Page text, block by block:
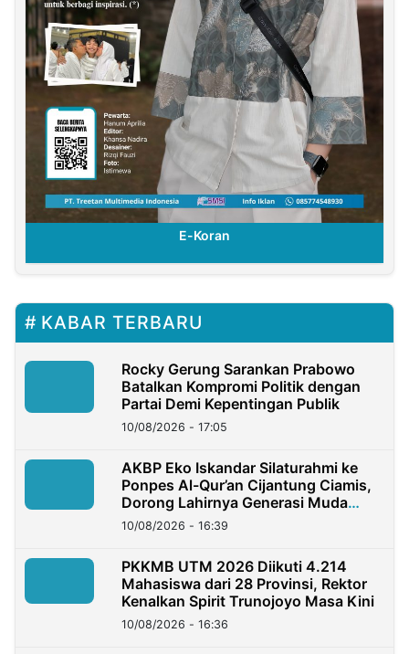
E-Koran
KABAR TERBARU
Rocky Gerung Sarankan Prabowo
Batalkan Kompromi Politik dengan
Partai Demi Kepentingan Publik
10/08/2026 - 17:05
AKBP Eko Iskandar Silaturahmi ke
Ponpes Al-Qur’an Cijantung Ciamis,
Dorong Lahirnya Generasi Muda
Berkarakter
10/08/2026 - 16:39
PKKMB UTM 2026 Diikuti 4.214
Mahasiswa dari 28 Provinsi, Rektor
Kenalkan Spirit Trunojoyo Masa Kini
10/08/2026 - 16:36